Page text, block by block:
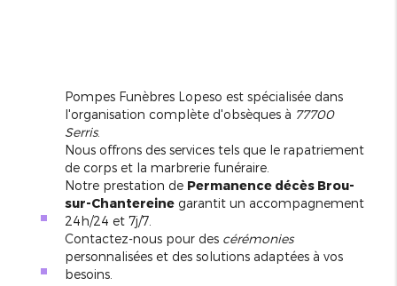
Pompes Funèbres Lopeso est spécialisée dans
l'organisation complète d'obsèques à 77700
Serris.
Nous offrons des services tels que le rapatriement
de corps et la marbrerie funéraire.
Notre prestation de Permanence décès Brou-
sur-Chantereinegarantit un accompagnement
24h/24 et 7j/7.
Contactez-nous pour des cérémonies
personnalisées et des solutions adaptées à vos
besoins.